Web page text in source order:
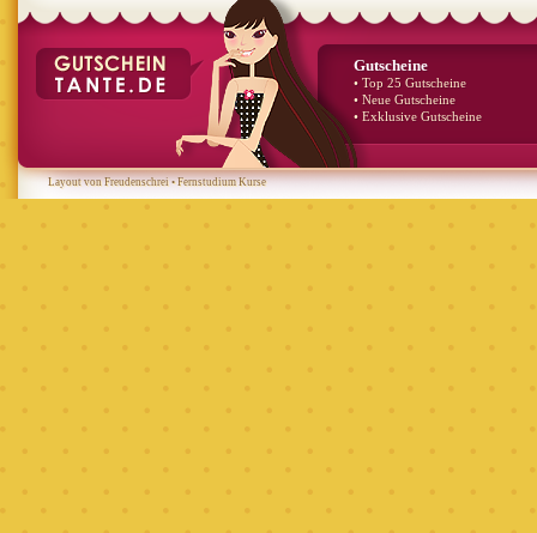
Gutscheine
• Top 25 Gutscheine
• Neue Gutscheine
• Exklusive Gutscheine
Layout von Freudenschrei•Fernstudium Kurse